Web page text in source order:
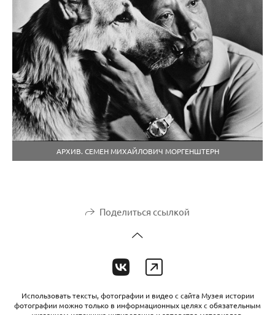
АРХИВ. СЕМЕН МИХАЙЛОВИЧ МОРГЕНШТЕРН
Поделиться ссылкой
Использовать тексты, фотографии и видео с сайта Музея истории
фотографии можно только в информационных целях с обязательным